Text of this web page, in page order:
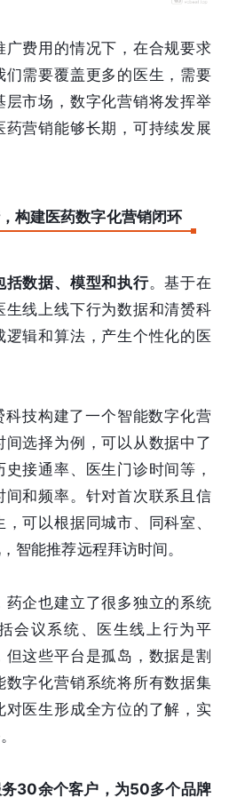
广费用的情况下，在合规要求
们需要覆盖更多的医生，需要
市场，数字化营销将发挥举
药营销能够长期，可持续发展
构建医药数字化营销闭环
括数据、模型和执行。基于在
生线上线下行为数据和清赟科
辑和算法，产生个性化的医
技构建了一个智能数字化营
选择为例，可以从数据中了
接通率、医生门诊时间等，
和频率。针对首次联系且信
可以根据同城市、同科室、
智能推荐远程拜访时间。
药企也建立了很多独立的系统
会议系统、医生线上行为平
这些平台是孤岛，数据是割
字化营销系统将所有数据集
对医生形成全方位的了解，实
务30余个客户，为50多个品牌